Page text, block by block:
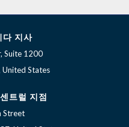
다 지사
Suite 1200
United States
트럴 지점
Street